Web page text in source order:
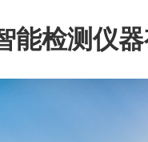
能检测仪